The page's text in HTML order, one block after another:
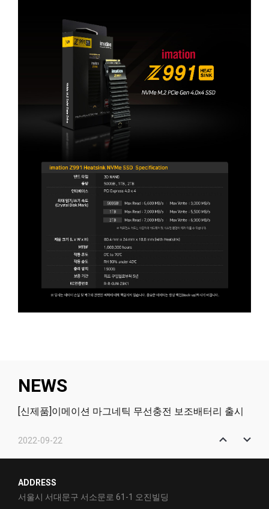
NEWS
[신제품]이메이션 마그네틱 무선충전 보조배터리 출시
2022-09-22
2022-01-12
[신제품]고효율의 PCIe NVMe - Q831
ADDRESS
서울시 서대문구 서소문로 61-1 오진빌딩